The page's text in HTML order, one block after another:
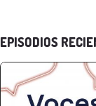
EPISODIOS